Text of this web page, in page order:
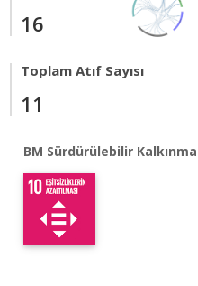
16
Toplam Atıf Sayısı
11
BM Sürdürülebilir